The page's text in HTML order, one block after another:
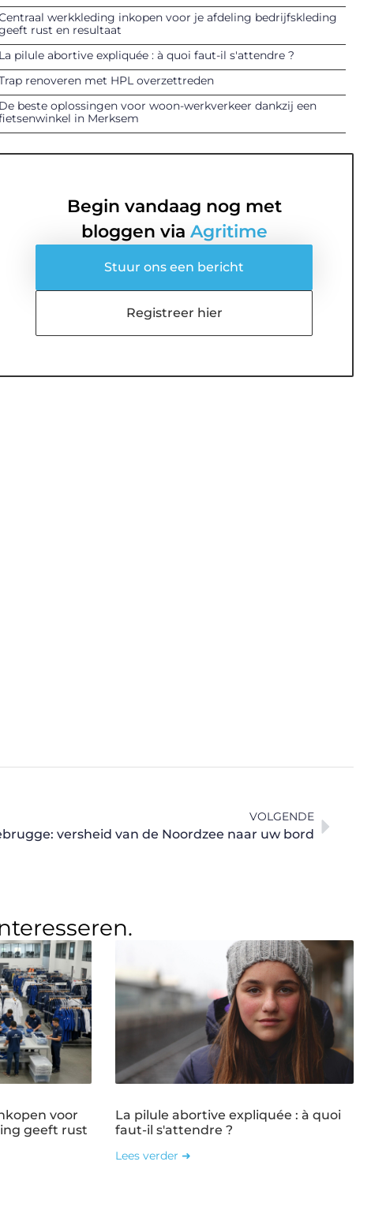
werkkleding inkopen voor je afdeling bedrijfskleding
rust en resultaat
La pilule abortive expliquée : à quoi faut-il s'attendre ?
renoveren met HPL overzettreden
De beste oplossingen voor woon-werkverkeer dankzij een
in Merksem
Begin vandaag nog met
bloggen via Agritime
Stuur ons een bericht
Registreer hier
VOLGENDE
versheid van de Noordzee naar uw bord
voor
geeft rust
La pilule abortive expliquée : à quoi
faut-il s'attendre ?
Lees verder ➜